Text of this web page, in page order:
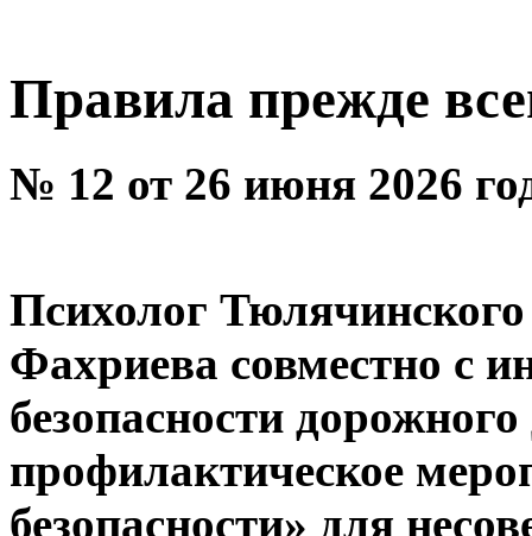
Правила прежде
№ 12 от 26 июня 2026
Психолог
Фахриева совместно с
безопасности
профилактическое
безопасности» для